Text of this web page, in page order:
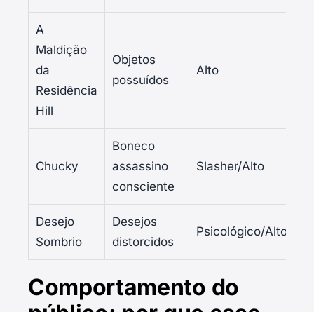
A
Maldição
da
Residência
Hill
Objetos
possuídos
Alto
Chucky
Boneco
assassino
consciente
Slasher/Alto
Desejo
Sombrio
Desejos
distorcidos
Psicológico/Alto
Comportamento do